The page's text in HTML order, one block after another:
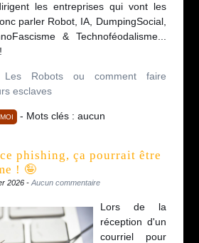
les entreprises qui vont les
parler Robot, IA, DumpingSocial,
& Technoféodalisme...
Robots ou comment faire
esclaves
- Mots clés : aucun
phishing, ça pourrait être
! 🤪
2026 - Aucun commentaire
Lors de la
réception d'un
courriel pour